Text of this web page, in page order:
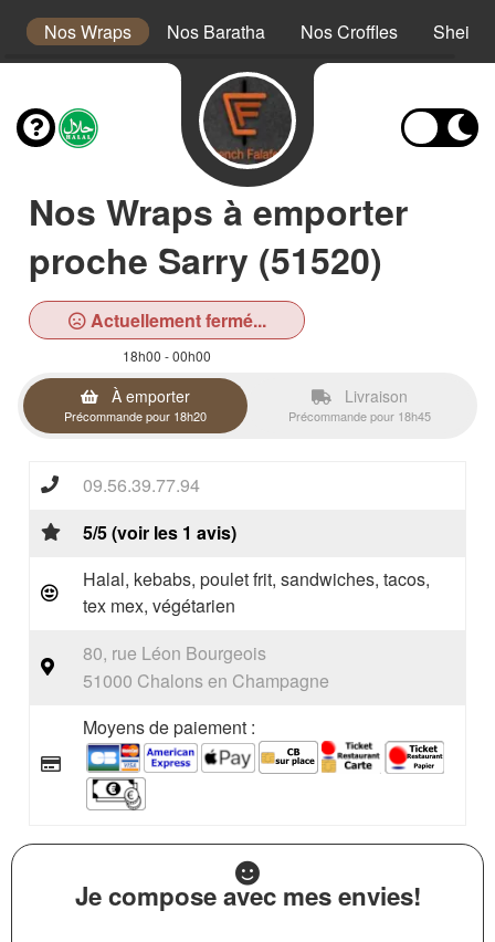
Nos Wraps Nos Baratha Nos Croffles
Nos Wraps à emporter
proche Sarry (51520)
Actuellement fermé...
18h00 - 00h00
À emporter
Précommande pour 18h20
Livraison
Précommande pour 18h45
09.56.39.77.94
5/5 (voir les 1 avis)
Halal, kebabs, poulet frit, sandwiches, tacos,
tex mex, végétarien
80, rue Léon Bourgeois
51000 Chalons en Champagne
Moyens de paiement :
Je compose avec mes envies!